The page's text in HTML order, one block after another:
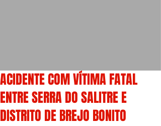
ACIDENTE COM VÍTIMA FATAL
ENTRE SERRA DO SALITRE E
DISTRITO DE BREJO BONITO